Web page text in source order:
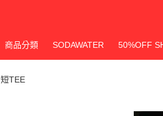
商品分類 SODAWATER 50%OFF
短TEE